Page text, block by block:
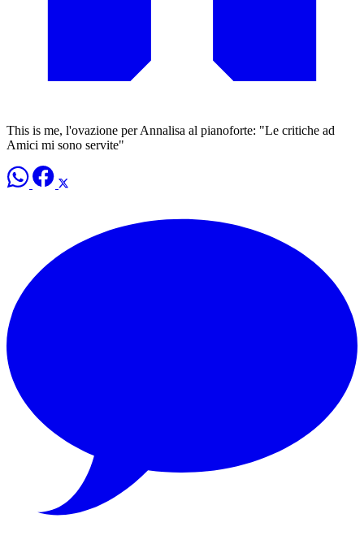
This is me, l'ovazione per Annalisa al pianoforte: "Le critiche ad
Amici mi sono servite"